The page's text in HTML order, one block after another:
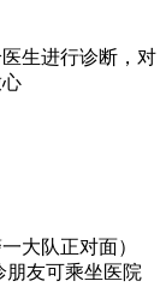
生进行诊断，对
大队正对面）
朋友可乘坐医院